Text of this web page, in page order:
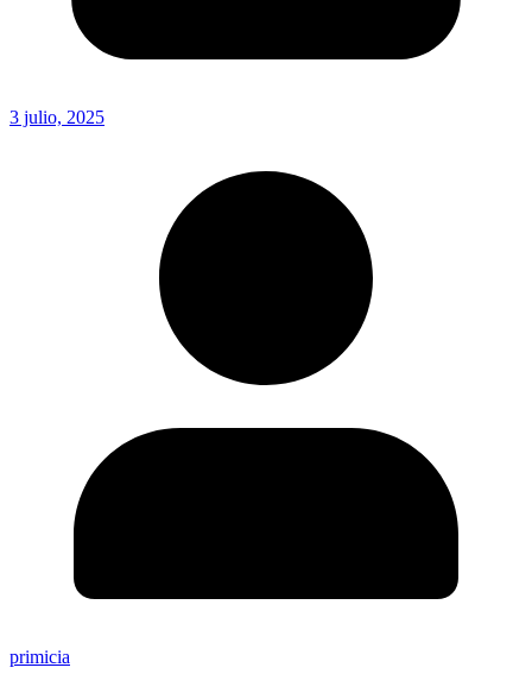
3 julio, 2025
primicia